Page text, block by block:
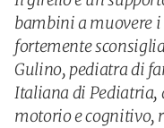
bambini a muovere
fortemente
Gulino, pediatra di
Italiana di Pediatria,
motorio e cognitivo,